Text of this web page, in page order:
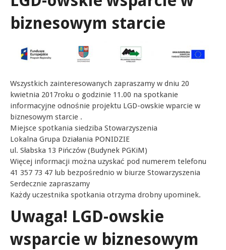
biznesowym starcie
Wszystkich zainteresowanych zapraszamy w dniu 20
kwietnia 2017roku o godzinie 11.00 na spotkanie
informacyjne odnośnie projektu LGD-owskie wparcie w
biznesowym starcie .
Miejsce spotkania siedziba Stowarzyszenia
Lokalna Grupa Działania PONIDZIE
ul. Słabska 13 Pińczów (Budynek PGKiM)
Więcej informacji można uzyskać pod numerem telefonu
41 357 73 47 lub bezpośrednio w biurze Stowarzyszenia
Serdecznie zapraszamy
Każdy uczestnika spotkania otrzyma drobny upominek.
Uwaga! LGD-owskie
wsparcie w biznesowym